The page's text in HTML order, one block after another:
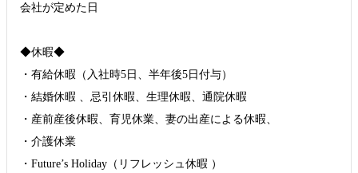
会社が定めた日
◆休暇◆
・有給休暇（入社時5日、半年後5日付与）
・結婚休暇 、忌引休暇、生理休暇、通院休暇
・産前産後休暇、育児休業、妻の出産による休暇、
・介護休業
・Future’s Holiday（リフレッシュ休暇 ）